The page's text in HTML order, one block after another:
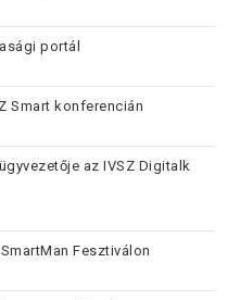
portál
Smart konferencián
az IVSZ Digitalk
Fesztiválon